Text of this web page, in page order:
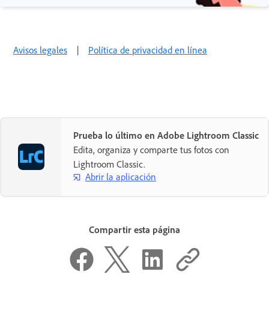
Avisos legales | Política de privacidad en línea
Prueba lo último en Adobe Lightroom Classic
Edita, organiza y comparte tus fotos con
Lightroom Classic.
Abrir la aplicación
Compartir esta página